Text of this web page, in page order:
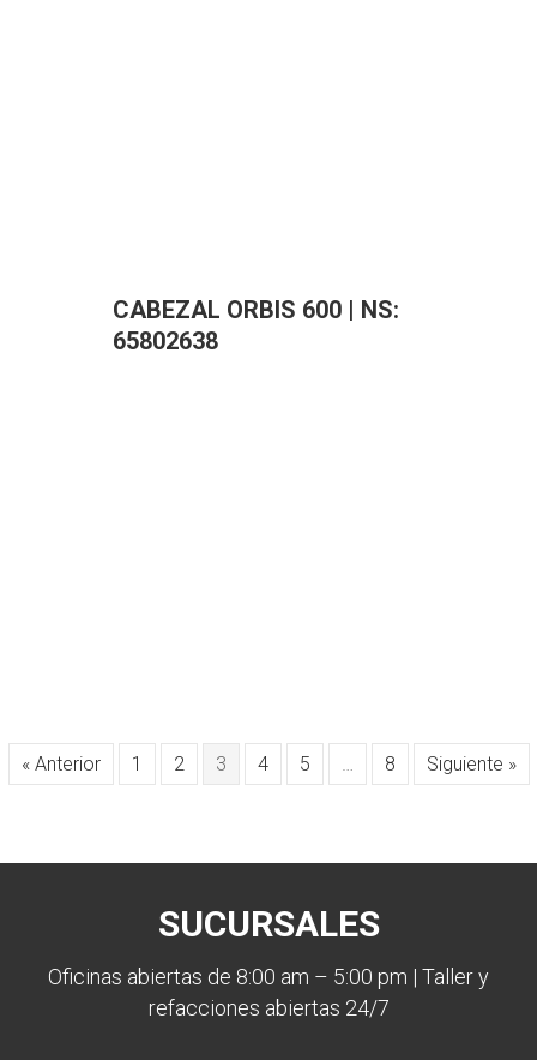
CABEZAL ORBIS 600 | NS:
65802638
« Anterior 1 2 3 4 5 8 Siguiente »
SUCURSALES
Oficinas abiertas de 8:00 am – 5:00 pm | Taller y
refacciones abiertas 24/7